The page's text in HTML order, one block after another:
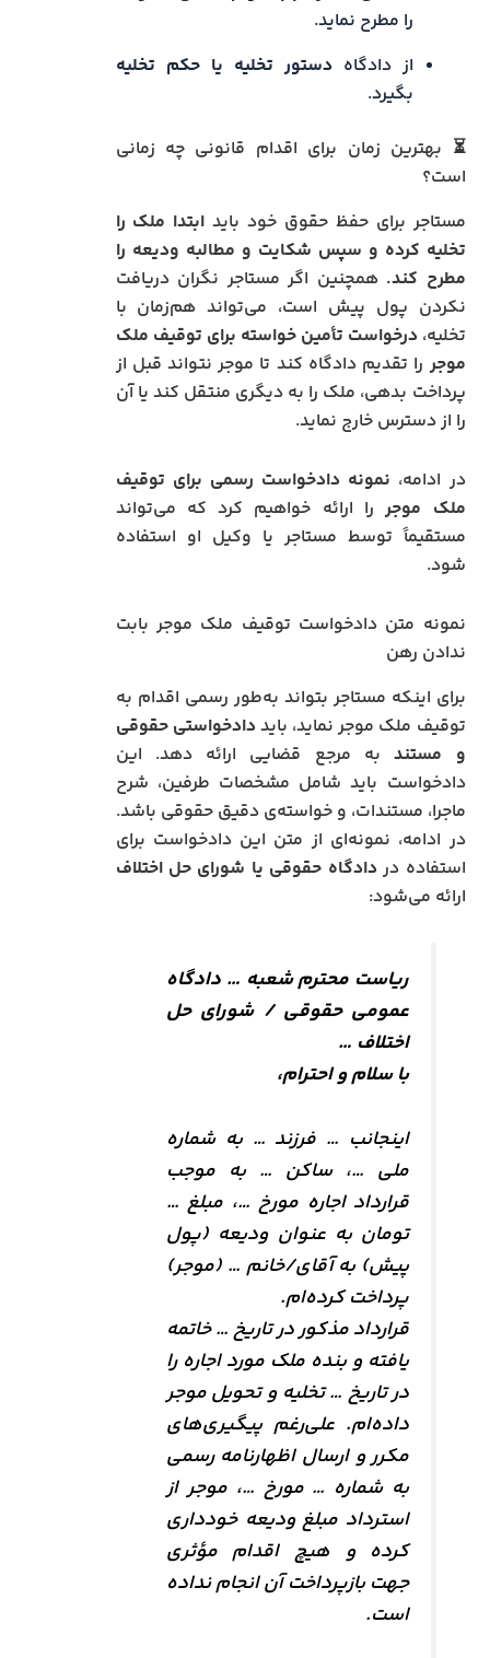
را مطرح نماید.
از دادگاهدستور تخلیه یا حکم تخلیه
بگیرد.
⏳ بهترین زمان برای اقدام قانونی چه زمانی
است؟
مستاجر برای حفظ حقوق خود باید ابتدا ملک را
تخلیه کرده و سپس شکایت و مطالبه ودیعه را
مطرح کند. همچنین اگر مستاجر نگران دریافت
نکردن پول پیش است، می‌تواند هم‌زمان با
تخلیه،درخواست تأمین خواسته برای توقیف ملک
موجر را تقدیم دادگاه کند تا موجر نتواند قبل از
پرداخت بدهی، ملک را به دیگری منتقل کند یا آن
را از دسترس خارج نماید.
در ادامه، نمونه دادخواست رسمی برای توقیف
ملک موجررا ارائه خواهیم کرد که می‌تواند
مستقیماً توسط مستاجر یا وکیل او استفاده
شود.
نمونه متن دادخواست توقیف ملک موجر بابت
ندادن رهن
برای اینکه مستاجر بتواند به‌طور رسمی اقدام به
توقیف ملک موجر نماید، بایددادخواستی حقوقی
و مستندبه مرجع قضایی ارائه دهد. این
دادخواست باید شامل مشخصات طرفین، شرح
ماجرا، مستندات، و خواسته‌ی دقیق حقوقی باشد.
در ادامه، نمونه‌ای از متن این دادخواست برای
استفاده دردادگاه حقوقی یا شورای حل اختلاف
ارائه می‌شود:
ریاست محترم شعبه … دادگاه
عمومی حقوقی / شورای حل
اختلاف …
با سلام و احترام،
اینجانب … فرزند … به شماره
ملی …، ساکن … به موجب
قرارداد اجاره مورخ …، مبلغ …
تومان به عنوان ودیعه (پول
پیش) به آقای/خانم … (موجر)
پرداخت کرده‌ام.
قرارداد مذکور در تاریخ … خاتمه
یافته و بنده ملک مورد اجاره را
در تاریخ … تخلیه و تحویل موجر
داده‌ام. علی‌رغم پیگیری‌های
مکرر و ارسال اظهارنامه رسمی
به شماره … مورخ …، موجر از
استرداد مبلغ ودیعه خودداری
کرده و هیچ اقدام مؤثری
جهت بازپرداخت آن انجام نداده
است.